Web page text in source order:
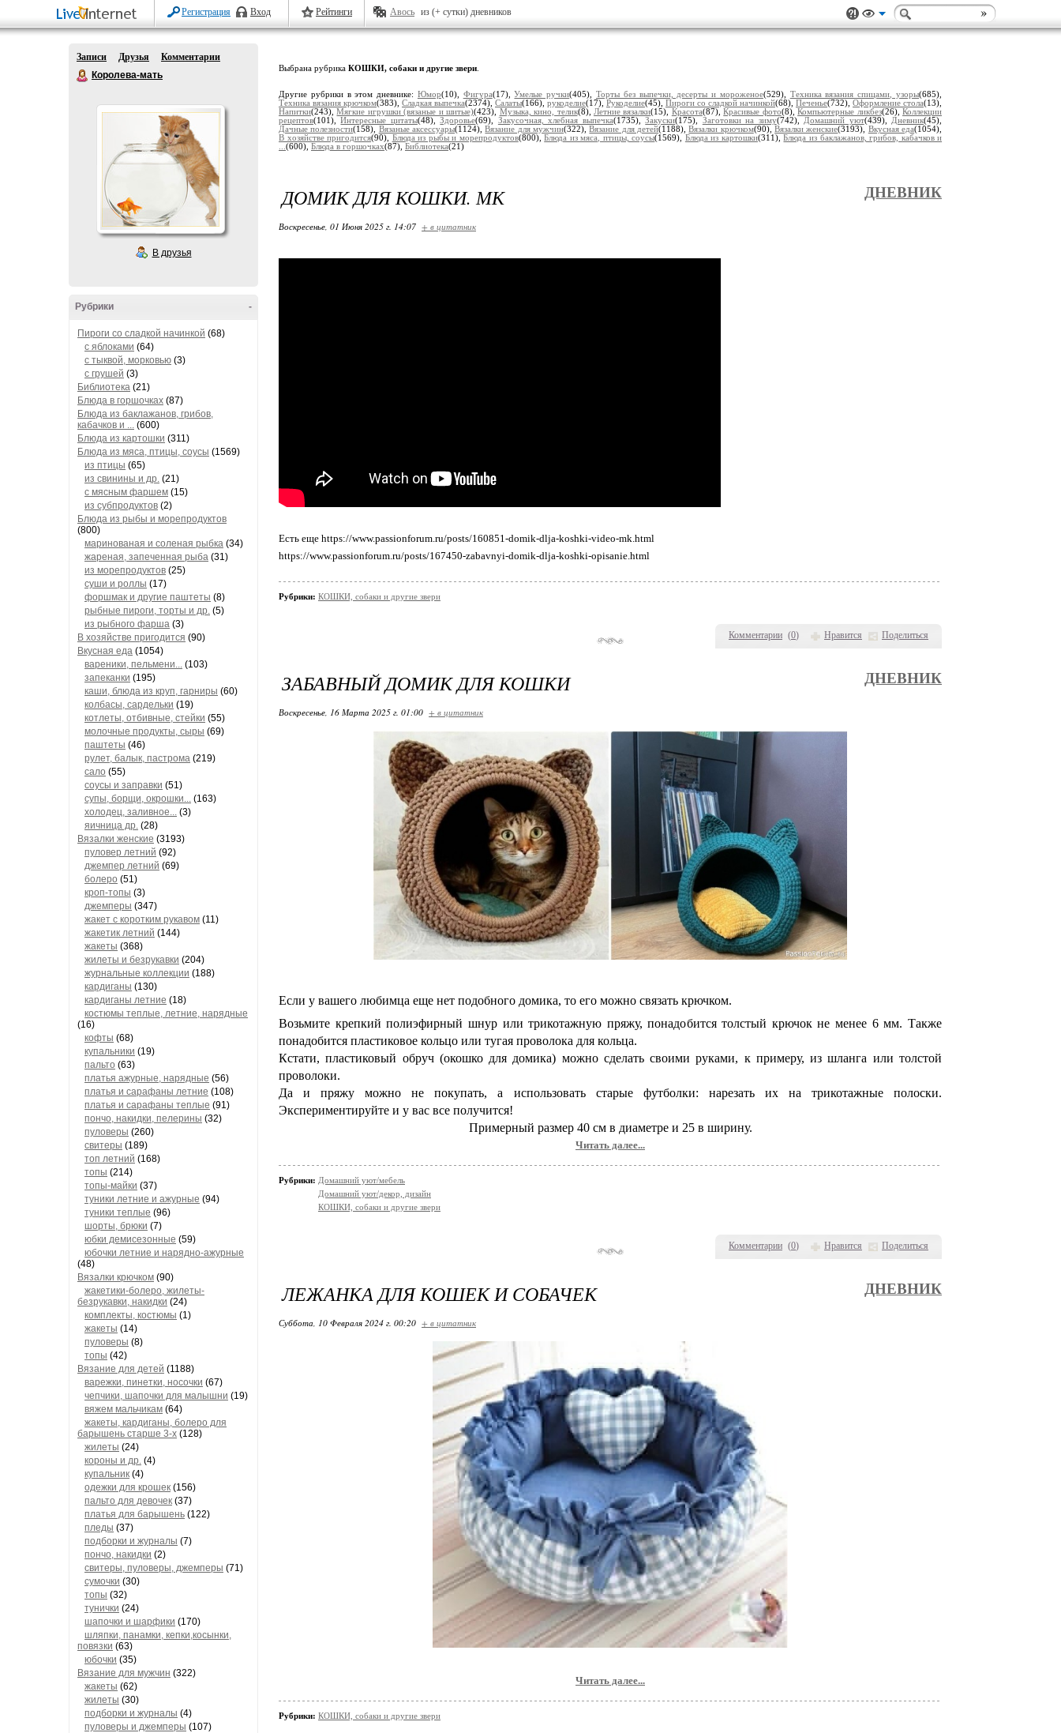
Регистрация Вход Рейтинги Авось из (+ сутки) дневников
Записи Друзья
Комментарии
Королева-мать
В друзья
-
Рубрики
Пироги со сладкой начинкой (68)
с яблоками (64)
с тыквой, морковью (3)
с грушей (3)
Библиотека (21)
Блюда в горшочках (87)
Блюда из баклажанов, грибов,
кабачков и ... (600)
Блюда из картошки (311)
Блюда из мяса, птицы, соусы (1569)
из птицы (65)
из свинины и др. (21)
с мясным фаршем (15)
из субпродуктов (2)
Блюда из рыбы и морепродуктов
(800)
маринованая и соленая рыбка (34)
жареная, запеченная рыба (31)
из морепродуктов (25)
суши и роллы (17)
форшмак и другие паштеты (8)
рыбные пироги, торты и др. (5)
из рыбного фарша (3)
В хозяйстве пригодится (90)
Вкусная еда (1054)
вареники, пельмени... (103)
запеканки (195)
каши, блюда из круп, гарниры (60)
колбасы, сардельки (19)
котлеты, отбивные, стейки (55)
молочные продукты, сыры (69)
паштеты (46)
рулет, балык, пастрома (219)
сало (55)
соусы и заправки (51)
супы, борщи, окрошки... (163)
холодец, заливное... (3)
яичница др. (28)
Вязалки женские (3193)
пуловер летний (92)
джемпер летний (69)
болеро (51)
кроп-топы (3)
джемперы (347)
жакет с коротким рукавом (11)
жакетик летний (144)
жакеты (368)
жилеты и безрукавки (204)
журнальные коллекции (188)
кардиганы (130)
кардиганы летние (18)
костюмы теплые, летние, нарядные
(16)
кофты (68)
купальники (19)
пальто (63)
платья ажурные, нарядные (56)
платья и сарафаны летние (108)
платья и сарафаны теплые (91)
пончо, накидки, пелерины (32)
пуловеры (260)
свитеры (189)
топ летний (168)
топы (214)
топы-майки (37)
туники летние и ажурные (94)
туники теплые (96)
шорты, брюки (7)
юбки демисезонные (59)
юбочки летние и нарядно-ажурные
(48)
Вязалки крючком (90)
жакетики-болеро, жилеты-
безрукавки, накидки (24)
комплекты, костюмы (1)
жакеты (14)
пуловеры (8)
топы (42)
Вязание для детей (1188)
варежки, пинетки, носочки (67)
чепчики, шапочки для малышни (19)
вяжем мальчикам (64)
жакеты, кардиганы, болеро для
барышень старше 3-х (128)
жилеты (24)
короны и др. (4)
купальник (4)
одежки для крошек (156)
пальто для девочек (37)
платья для барышень (122)
пледы (37)
подборки и журналы (7)
пончо, накидки (2)
свитеры, пуловеры, джемперы (71)
сумочки (30)
топы (32)
тунички (24)
шапочки и шарфики (170)
шляпки, панамки, кепки,косынки,
повязки (63)
юбочки (35)
Вязание для мужчин (322)
жакеты (62)
жилеты (30)
подборки и журналы (4)
пуловеры и джемперы (107)
Выбрана рубрика КОШКИ, собаки и другие звери
Другие рубрики в этом дневнике: Юмор(10), Фигура(17),Умелые ручки(405),Торты без выпечки, десерты и мороженое(529), Техника вязания спицами, узоры(685),
Техника вязания крючком(383), Сладкая выпечка(2374), Салаты(166), рукоделие(17), Рукоделие(45), Пироги со сладкой начинкой(68), Печенье(732), Оформление стола(13),
Напитки(243),Мягкие игрушки (вязаные и шитые)(423), Музыка, кино, телик(8), Летние вязалки(15), Красота(87),Красивые фото(8),Компьютерные ликбез(26), Коллекции
рецептов(101),Интересные цитаты(48),Здоровье(69), Закусочная, хлебная выпечка(1735),Закуски(175), Заготовки на зиму(742), Домашний уют(439), Дневник(45),
Дачные полезности(158), Вязаные аксессуары(1124),Вязание для мужчин(322),Вязание для детей(1188),Вязалки крючком(90),Вязалки женские(3193), Вкусная еда(1054),
В хозяйстве пригодится(90), Блюда из рыбы и морепродуктов(800),Блюда из мяса, птицы, соусы(1569), Блюда из картошки(311),Блюда из баклажанов, грибов, кабачков и
(600), Блюда в горшочках(87), Библиотека(21)
Комментарии (0) Нравится Поделиться
ДОМИК ДЛЯ КОШКИ. МК ДНЕВНИК
Воскресенье, 01 Июня 2025 г. 14:07 + в цитатник
Есть еще https://www.passionforum.ru/posts/160851-domik-dlja-koshki-video-mk.html
https://www.passionforum.ru/posts/167450-zabavnyi-domik-dlja-koshki-opisanie.html
Рубрики: КОШКИ, собаки и другие звери
Комментарии (0) Нравится Поделиться
ЗАБАВНЫЙ ДОМИК ДЛЯ КОШКИ ДНЕВНИК
Воскресенье, 16 Марта 2025 г. 01:00 + в цитатник
Если у вашего любимца еще нет подобного домика, то его можно связать крючком.
Возьмите крепкий полиэфирный шнур или трикотажную пряжу, понадобится толстый крючок не менее 6 мм. Также
понадобится пластиковое кольцо или тугая проволока для кольца.
Кстати, пластиковый обруч (окошко для домика) можно сделать своими руками, к примеру, из шланга или толстой
проволоки.
Да и пряжу можно не покупать, а использовать старые футболки: нарезать их на трикотажные полоски.
Экспериментируйте и у вас все получится!
Примерный размер 40 см в диаметре и 25 в ширину.
Читать далее...
Рубрики: Домашний уют/мебель
Домашний уют/декор, дизайн
КОШКИ, собаки и другие звери
ЛЕЖАНКА ДЛЯ КОШЕК И СОБАЧЕК ДНЕВНИК
Суббота, 10 Февраля 2024 г. 00:20 + в цитатник
Читать далее...
Рубрики: КОШКИ, собаки и другие звери